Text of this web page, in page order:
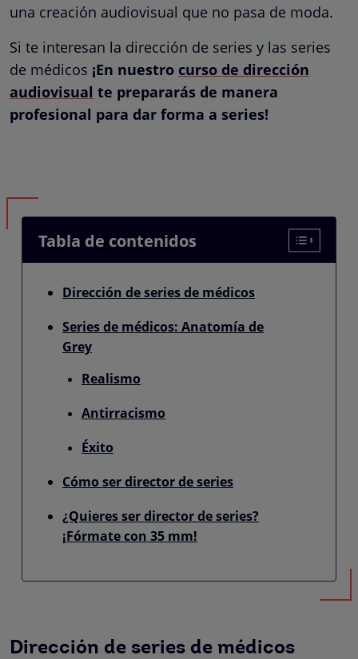
una creación audiovisual que no pasa de moda.
Si te interesan la dirección de series y las series
de médicos ¡En nuestro curso de dirección
audiovisual te prepararás de manera
profesional para dar forma a series!
Tabla de contenidos
Dirección de series de médicos
Series de médicos: Anatomía de
Grey
Realismo
Antirracismo
Éxito
Cómo ser director de series
¿Quieres ser director de series?
¡Fórmate con 35 mm!
Dirección de series de médicos